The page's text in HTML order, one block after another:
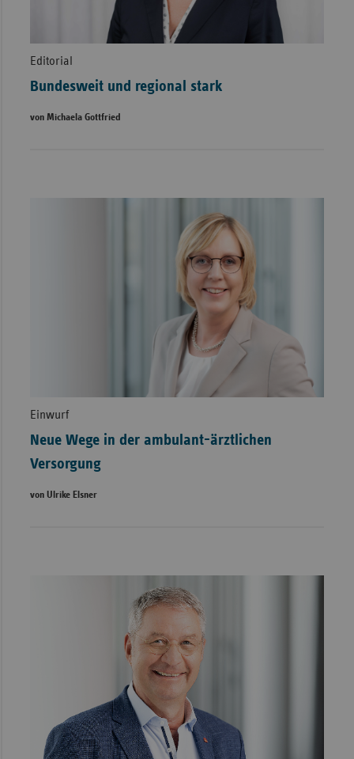
Editorial
Bundesweit und regional stark
von Michaela Gottfried
Einwurf
Neue Wege in der ambulant-ärztlichen
Versorgung
von Ulrike Elsner